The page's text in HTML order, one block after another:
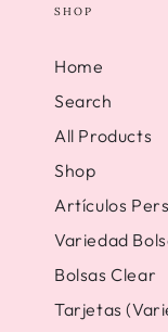
SHOP
Home
Search
All Products
Shop
Artículos
Variedad
Bolsas Clear
Tarjetas